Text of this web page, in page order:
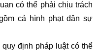
có thể phải chịu trách
cả hình phạt dân sự
định pháp luật có thể